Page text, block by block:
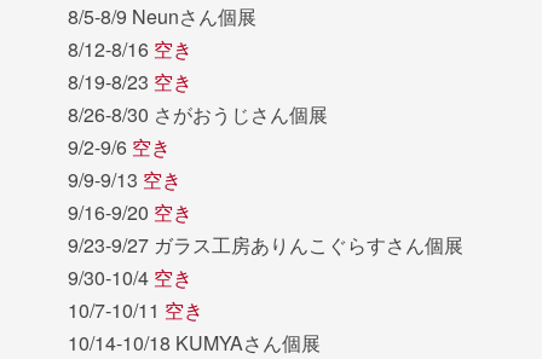
8/5-8/9 Neunさん個展
8/12-8/16 空き
8/19-8/23 空き
8/26-8/30 さがおうじさん個展
9/2-9/6 空き
9/9-9/13 空き
9/16-9/20 空き
9/23-9/27 ガラス工房ありんこぐらすさん個展
9/30-10/4 空き
10/7-10/11 空き
10/14-10/18 KUMYAさん個展